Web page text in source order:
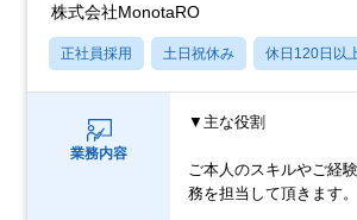
株式会社MonotaRO
正社員採用 土日祝休み 休日120日以
業務内容
▼主な役割
ご本人のスキルやご経
務を担当して頂きます。